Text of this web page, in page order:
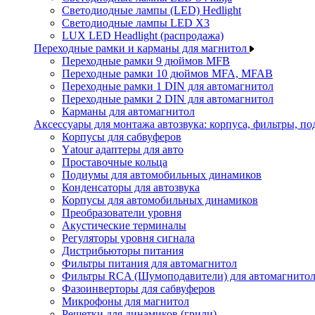
Светодиодные лампы (LED) Hedlight
Светодиодные лампы LED X3
LUX LED Headlight (распродажа)
Переходные рамки и карманы для магнитол
Переходные рамки 9 дюймов MFB
Переходные рамки 10 дюймов MFA, MFAB
Переходные рамки 1 DIN для автомагнитол
Переходные рамки 2 DIN для автомагнитол
Карманы для автомагнитол
Аксессуары для монтажа автозвука: корпуса, фильтры,
Корпусы для сабвуферов
Yаtour адаптеры для авто
Проставочные кольца
Подиумы для автомобильных динамиков
Конденсаторы для автозвука
Корпусы для автомобильных динамиков
Преобразователи уровня
Акустические терминалы
Регуляторы уровня сигнала
Дистрибьюторы питания
Фильтры питания для автомагнитол
Фильтры RCA (Шумоподавители) для автомагнитол
Фазоинверторы для сабвуферов
Микрофоны для магнитол